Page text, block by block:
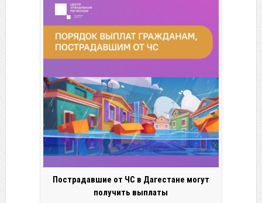
Пострадавшие от ЧС в Дагестане могут
получить выплаты